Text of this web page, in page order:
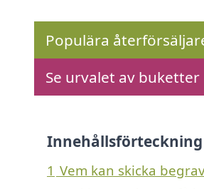
Populära
Se urvalet av buketter
Innehållsförteckning
1 Vem kan skicka